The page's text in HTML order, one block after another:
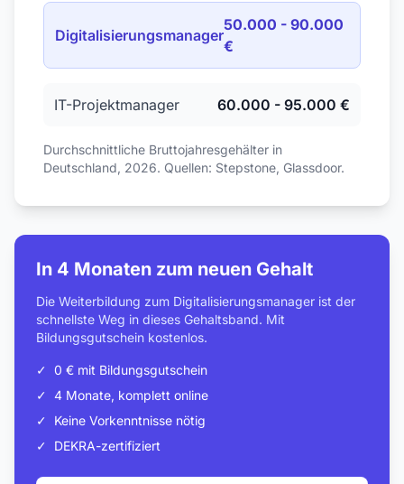
Digitalisierungsmanager
50.000 - 90.000
€
IT-Projektmanager 60.000 - 95.000 €
Durchschnittliche Bruttojahresgehälter in
Deutschland, 2026. Quellen: Stepstone, Glassdoor.
In 4 Monaten zum neuen Gehalt
Die Weiterbildung zum Digitalisierungsmanager ist der
schnellste Weg in dieses Gehaltsband. Mit
Bildungsgutschein kostenlos.
✓
0 € mit Bildungsgutschein
✓
4 Monate, komplett online
✓
Keine Vorkenntnisse nötig
✓
DEKRA-zertifiziert